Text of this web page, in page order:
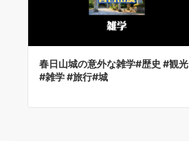
春日山城の意外な雑学#歴史 #観光
#雑学 #旅行#城